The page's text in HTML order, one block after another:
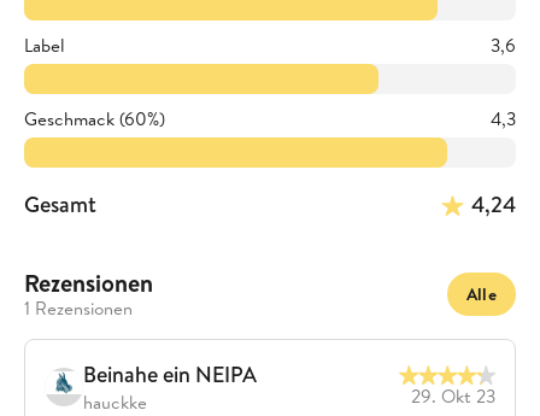
Label 3,6
Geschmack (60%) 4,3
Gesamt 4,24
Rezensionen
1 Rezensionen
Alle
Beinahe ein NEIPA
hauckke 29. Okt 23